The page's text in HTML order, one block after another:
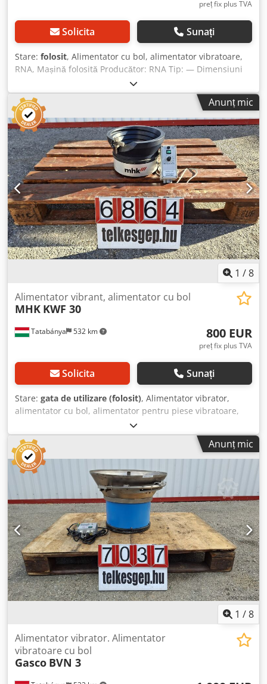
preț fix plus TVA
Solicita Sunați
Stare: folosit, Alimentator cu bol, alimentator vibratoare,
RNA, Mașină folosită Producător: RNA Tip: — Dimensiuni
generale: Lățime: 750 mm Adâncime: 680 mm Înălțime: 450
mm Crodpfx Abeyn Rntohsf Date electrice: 230V; 6A; 50Hz
Dimensiune bol: 350–640 mm
Anunț mic
1 /8
Tatabánya 532 km
Alimentator vibrant, alimentator cu bol
MHK KWF 30
800 EUR
preț fix plus TVA
Solicita Sunați
Stare: gata de utilizare (folosit), Alimentator vibrator,
alimentator cu bol, alimentator pentru piese vibratoare,
Mașină folosită Producător: MHK Tip: KWF 30 Dimensiuni
totale: Lățime: 300 mm Adâncime: 300 mm Înălțime: 220
mm Csdpfxoyyckro Abherf Date electrice: 230V, 50Hz, 6A
Dimensiunea bolului: 190–260 mm
Anunț mic
1 /8
Alimentator vibrator. Alimentator
vibratoare cu bol
Gasco BVN 3